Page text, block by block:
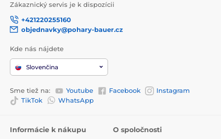
Zákaznický servis je k dispozícii
+421220255160
objednavky@pohary-bauer.cz
Kde nás nájdete
Slovenčina
Sme tiež na: Youtube Facebook
Instagram
TikTok
WhatsApp
Informácie k nákupu O spoločnosti